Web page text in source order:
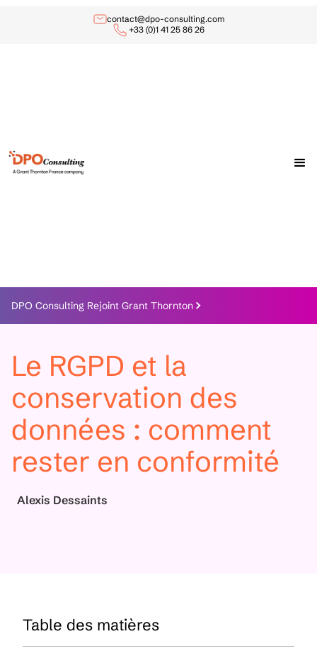
contact@dpo-consulting.com
+33 (0)1 41 25 86 26
DPO Consulting Rejoint Grant Thornton
Le RGPD et la
conservation des
données : comment
rester en conformité
Alexis Dessaints
Table des matières